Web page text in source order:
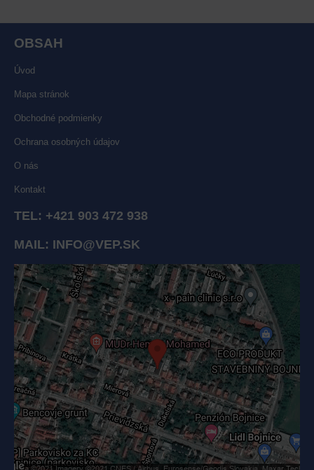
OBSAH
Úvod
Mapa stránok
Obchodné podmienky
Ochrana osobných údajov
O nás
Kontakt
TEL: +421 903 472 938
MAIL: INFO@VEP.SK
Externý obsah je blokovaný Voľbami súkromia
Prajete si načítať externý obsah?
Povoliť tentokrát
Povoliť a zapamätať - súhlas s druhom cookie: Funkčné
Otvoriť obsah v novom okne